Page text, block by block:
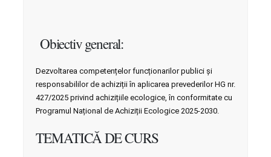
Obiectiv general:
Dezvoltarea competențelor funcționarilor publici și
responsabililor de achiziții în aplicarea prevederilor HG nr.
427/2025 privind achizițiile ecologice, în conformitate cu
Programul Național de Achiziții Ecologice 2025-2030.
TEMATICĂ DE CURS